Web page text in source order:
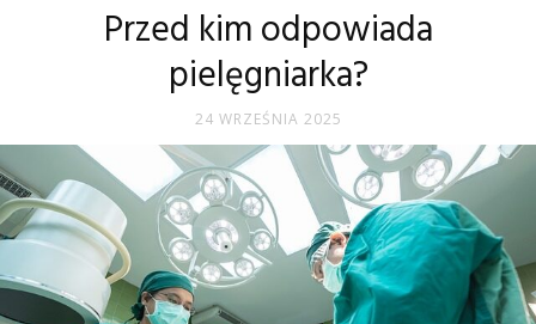
Przed kim odpowiada
pielęgniarka?
24 WRZEŚNIA 2025